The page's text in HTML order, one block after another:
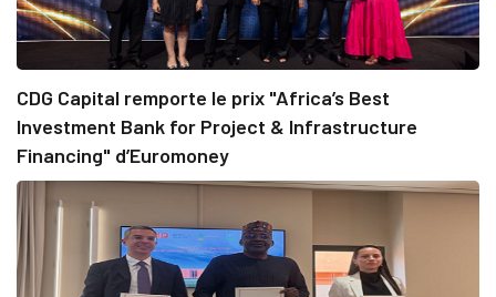
CDG Capital remporte le prix "Africa’s Best
Investment Bank for Project & Infrastructure
Financing" d’Euromoney